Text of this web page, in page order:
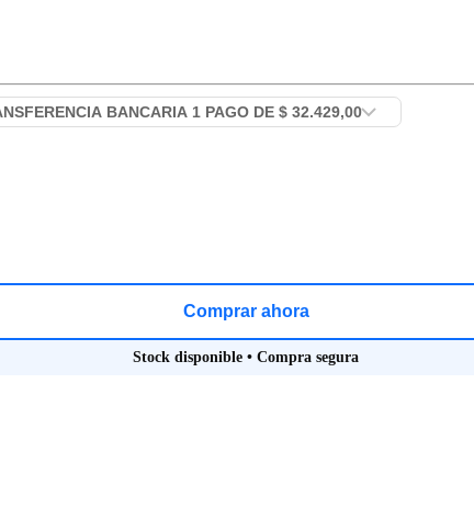
Comprar ahora
Stock disponible • Compra segura